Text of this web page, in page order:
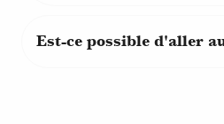
Est-ce possible d'aller